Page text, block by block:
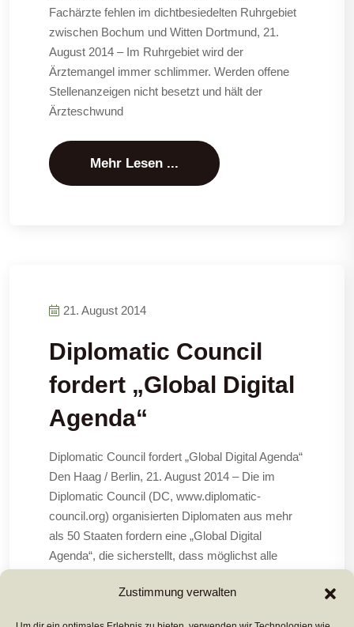
Zustimmung verwalten
Fachärzte fehlen im dichtbesiedelten Ruhrgebiet
zwischen Bochum und Witten Dortmund, 21.
August 2014 – Im Ruhrgebiet wird der
Ärztemangel immer schlimmer. Werden offene
Stellenanzeigen nicht besetzt und hält der
Ärzteschwund
Mehr Lesen ...
21. August 2014
Diplomatic Council
fordert „Global Digital
Agenda“
Diplomatic Council fordert „Global Digital Agenda“
Den Haag / Berlin, 21. August 2014 – Die im
Diplomatic Council (DC, www.diplomatic-
council.org) organisierten Diplomaten aus mehr
als 50 Staaten fordern eine „Global Digital
Agenda“, die sicherstellt, dass möglichst alle
Digitalisierung profitieren.